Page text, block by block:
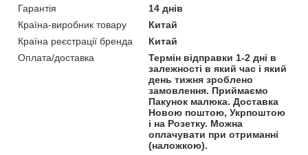
Гарантія
14 днів
Країна-виробник товару
Китай
Країна реєстрації бренда
Китай
Оплата/доставка
Термін відправки 1-2 дні в
залежності в який час і який
день тижня зроблено
замовлення. Приймаємо
Пакунок малюка. Доставка
Новою поштою, Укрпоштою
і на Розетку. Можна
оплачувати при отриманні
(наложкою).